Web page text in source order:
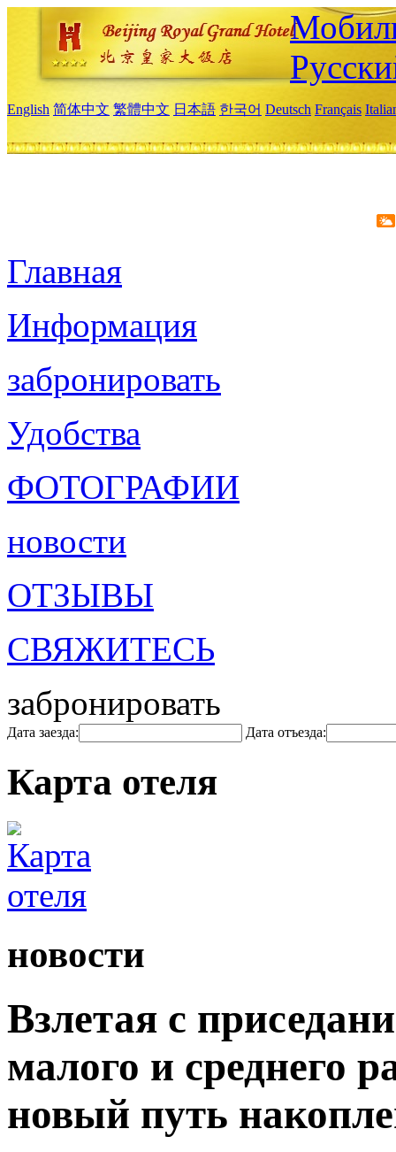
English 简体中文 繁體中文 日本語 한국어 Deutsch Français
Главная
Информация
забронировать
Удобства
ФОТОГРАФИИ
новости
ОТЗЫВЫ
СВЯЖИТЕСЬ
забронировать
Дата заезда: Дата отъезда:
Карта отеля
новости
Взлетая с
малого и среднего
новый путь